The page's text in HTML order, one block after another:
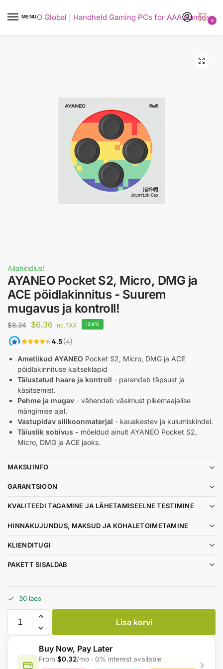
MENU
AYANEO Global | Handheld Gaming PCs for AAA Gaming0
Allahindlus!
AYANEO Pocket S2, Micro, DMG ja
ACE pöidlakinnitus - Suurem
mugavus ja kontroll!
$8.34 $6.36 inc.TAX -24%
Ametlikud AYANEO Pocket S2, Micro, DMG ja ACE
pöidlakinnituse kaitseklapid
Täiustatud haare ja kontroll - parandab täpsust ja
käsitsemist.
Pehme ja mugav - vähendab väsimust pikemaajalise
mängimise ajal.
Vastupidav silikoonmaterjal - kauakestev ja kulumiskindel.
Täiuslik sobivus - mõeldud ainult AYANEO Pocket S2,
Micro, DMG ja ACE jaoks.
MAKSUINFO
GARANTSIOON
KVALITEEDI TAGAMINE JA LÄHETAMISEELNE TESTIMINE
HINNAKUJUNDUS, MAKSUD JA KOHALETOIMETAMINE
KLIENDITUGI
PAKETT SISALDAB
30 laos
Lisa korvi
Buy Now, Pay Later
From $0.32/mo · 0% interest available